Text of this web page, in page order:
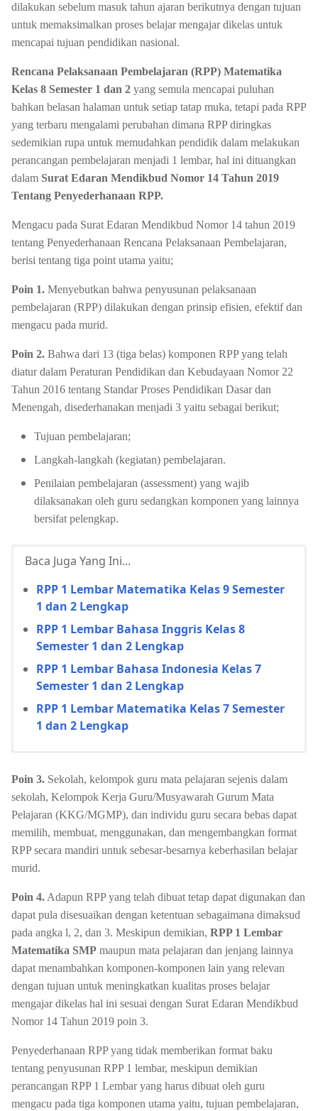
dilakukan sebelum masuk tahun ajaran berikutnya dengan tujuan
untuk memaksimalkan proses belajar mengajar dikelas untuk
mencapai tujuan pendidikan nasional.
Rencana Pelaksanaan Pembelajaran (RPP) Matematika
Kelas 8 Semester 1 dan 2 yang semula mencapai puluhan
bahkan belasan halaman untuk setiap tatap muka, tetapi pada RPP
yang terbaru mengalami perubahan dimana RPP diringkas
sedemikian rupa untuk memudahkan pendidik dalam melakukan
perancangan pembelajaran menjadi 1 lembar, hal ini dituangkan
dalam Surat Edaran Mendikbud Nomor 14 Tahun 2019
Tentang Penyederhanaan RPP.
Mengacu pada Surat Edaran Mendikbud Nomor 14 tahun 2019
tentang Penyederhanaan Rencana Pelaksanaan Pembelajaran,
berisi tentang tiga point utama yaitu;
Poin 1. Menyebutkan bahwa penyusunan pelaksanaan
pembelajaran (RPP) dilakukan dengan prinsip efisien, efektif dan
mengacu pada murid.
Poin 2. Bahwa dari 13 (tiga belas) komponen RPP yang telah
diatur dalam Peraturan Pendidikan dan Kebudayaan Nomor 22
Tahun 2016 tentang Standar Proses Pendidikan Dasar dan
Menengah, disederhanakan menjadi 3 yaitu sebagai berikut;
Tujuan pembelajaran;
Langkah-langkah (kegiatan) pembelajaran.
Penilaian pembelajaran (assessment) yang wajib
dilaksanakan oleh guru sedangkan komponen yang lainnya
bersifat pelengkap.
Baca Juga Yang Ini...
RPP 1 Lembar Matematika Kelas 9 Semester
1 dan 2 Lengkap
RPP 1 Lembar Bahasa Inggris Kelas 8
Semester 1 dan 2 Lengkap
RPP 1 Lembar Bahasa Indonesia Kelas 7
Semester 1 dan 2 Lengkap
RPP 1 Lembar Matematika Kelas 7 Semester
1 dan 2 Lengkap
Poin 3. Sekolah, kelompok guru mata pelajaran sejenis dalam
sekolah, Kelompok Kerja Guru/Musyawarah Gurum Mata
Pelajaran (KKG/MGMP), dan individu guru secara bebas dapat
memilih, membuat, menggunakan, dan mengembangkan format
RPP secara mandiri untuk sebesar-besarnya keberhasilan belajar
murid.
Poin 4. Adapun RPP yang telah dibuat tetap dapat digunakan dan
dapat pula disesuaikan dengan ketentuan sebagaimana dimaksud
pada angka l, 2, dan 3. Meskipun demikian, RPP 1 Lembar
Matematika SMP maupun mata pelajaran dan jenjang lainnya
dapat menambahkan komponen-komponen lain yang relevan
dengan tujuan untuk meningkatkan kualitas proses belajar
mengajar dikelas hal ini sesuai dengan Surat Edaran Mendikbud
Nomor 14 Tahun 2019 poin 3.
Penyederhanaan RPP yang tidak memberikan format baku
tentang penyusunan RPP 1 lembar, meskipun demikian
perancangan RPP 1 Lembar yang harus dibuat oleh guru
mengacu pada tiga komponen utama yaitu, tujuan pembelajaran,